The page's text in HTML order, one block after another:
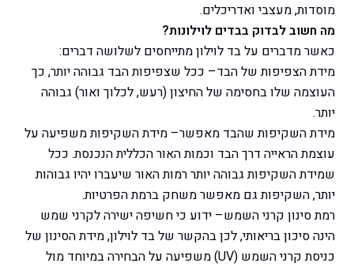
מוסדות, מעצבי ואדריכלים.
מה חשוב לבדוק בבדים לוילונות?
כאשר מדברים על בד לוילון מתייחסים לשלושה דברים:
מידת הצפיפות של הבד– ככל שצפיפות הבד גבוהה יותר, כך
העוצמה שלו בחסימה של החיצון (רעש, לכלוך ואור) גבוהה
יותר.
מידת השקיפות שהבד מאפשר– מידת השקיפות משפיעה על
עוצמת הראייה דרך הבד וכמות האור הכללית הנכנסת. ככל
שמידת השקיפות גבוהה יותר רמות האור שיעברו יהיו גבוהות
יותר, השקיפות גם מאפשר משחק ברמת הפרטיות.
רמת סינון קרני השמש– ידוע כי חשיפה ישירה לקרני שמש
הינה סיכון בריאותי, לכן בהקשר של בד לוילון, מידת הסינון של
כניסת קרני השמש (UV) משפיעה על הבחירה במיוחד מול